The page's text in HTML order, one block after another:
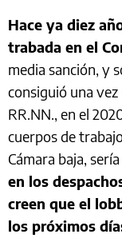
Hace ya diez
trabada en el
media sanción, y
consiguió una
RR.NN., en el
cuerpos de
Cámara baja,
en los
creen que el
los próximos